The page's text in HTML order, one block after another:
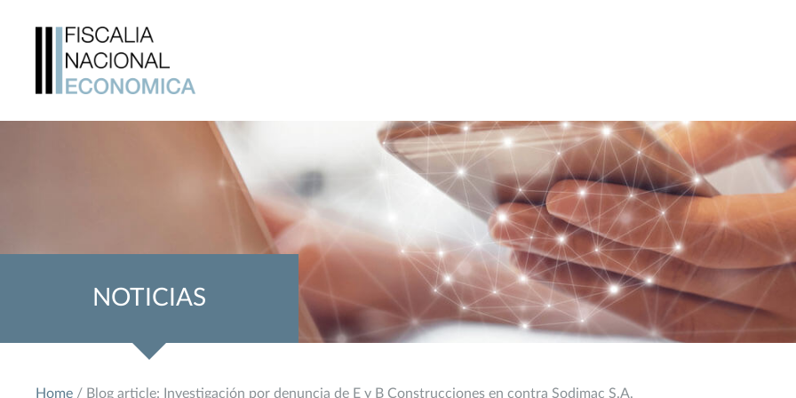
NOTICIAS
Home / Blog article: Investigación por denuncia de E y B Construcciones en contra Sodimac S.A.